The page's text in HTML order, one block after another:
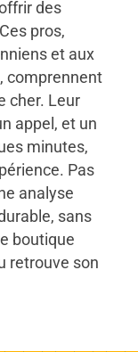
des
pros,
et aux
comprennent
cher. Leur
appel, et un
minutes,
Pas
analyse
sans
boutique
retrouve son